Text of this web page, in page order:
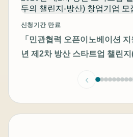
신청기간 만료
「민관협력 오픈이노베이션
년 제2차 방산 스타트업 챌린
‹